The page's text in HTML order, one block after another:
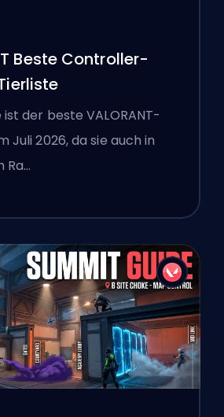
Beste Controller-
ist der beste VALORANT-
Juli 2026, da sie auch in
Ra…